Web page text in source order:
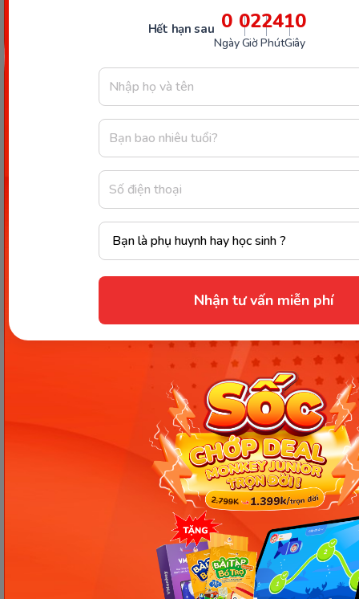
Hết hạn sau 0
Ngày
02
Giờ
24
Phút
08
Giây
Nhận tư vấn miễn phí
- Giải pháp tuyệt vời giúp con học giỏi Toán -
Tiếng Việt - Tiếng Anh ngay từ nhỏ.
Chỉ số tiểu đường thai kỳ bao nhiêu là cao và
Khát nước khi mang thai tháng cuối nhiều có
sao không? Nguyên nhân và cách khắc phục
Cách giúp mẹ ngủ ngon không cần võng
Chia sẻ ngay
Thông tin trong bài viết được tổng hợp nhằm
mục đích tham khảo và có thể thay đổi mà
không cần báo trước. Quý khách vui lòng
kiểm tra lại qua các kênh chính thức hoặc liên
hệ trực tiếp với đơn vị liên quan để nắm bắt